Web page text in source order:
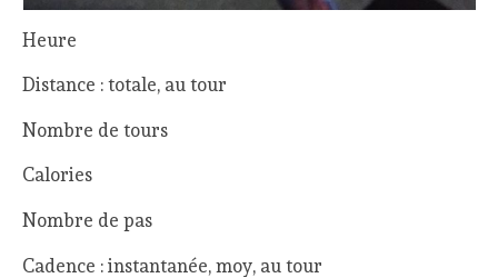
Heure
Distance : totale, au tour
Nombre de tours
Calories
Nombre de pas
Cadence : instantanée, moy, au tour